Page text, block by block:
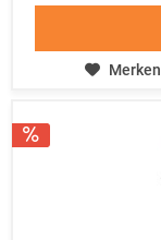
Merken